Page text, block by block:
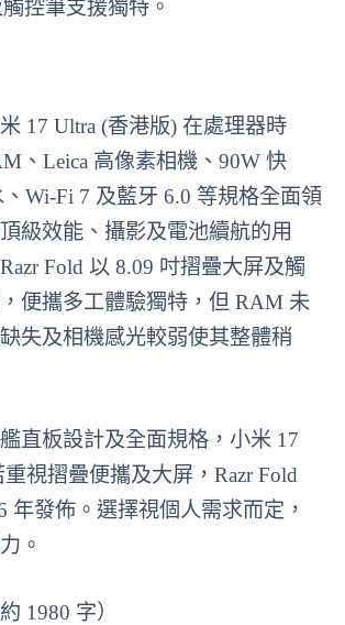
控筆支援獨特。
17 Ultra (香港版) 在處理器時
、Leica 高像素相機、90W 快
Wi-Fi 7 及藍牙 6.0 等規格全面領
級效能、攝影及電池續航的用
Fold 以 8.09 吋摺疊大屏及觸
便攜多工體驗獨特，但 RAM 未
失及相機感光較弱使其整體稍
直板設計及全面規格，小米 17
視摺疊便攜及大屏，Razr Fold
年發佈。選擇視個人需求而定，
。
1980 字）